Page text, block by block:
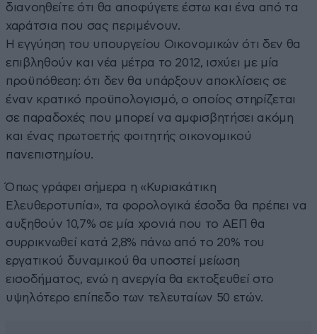
διανοηθείτε ότι θα αποφύγετε έστω και ένα από τα
χαράτσια που σας περιμένουν.
Η εγγύηση του υπουργείου Οικονομικών ότι δεν θα
επιβληθούν και νέα μέτρα το 2012, ισχύει με μία
προϋπόθεση: ότι δεν θα υπάρξουν αποκλίσεις σε
έναν κρατικό προϋπολογισμό, ο οποίος στηρίζεται
σε παραδοχές που μπορεί να αμφισβητήσει ακόμη
και ένας πρωτοετής φοιτητής οικονομικού
πανεπιστημίου.
Όπως γράφει σήμερα η «Κυριακάτικη
Ελευθεροτυπία», τα φορολογικά έσοδα θα πρέπει να
αυξηθούν 10,7% σε μία χρονιά που το ΑΕΠ θα
συρρικνωθεί κατά 2,8% πάνω από το 20% του
εργατικού δυναμικού θα υποστεί μείωση
εισοδήματος, ενώ η ανεργία θα εκτοξευθεί στο
υψηλότερο επίπεδο των τελευταίων 50 ετών.